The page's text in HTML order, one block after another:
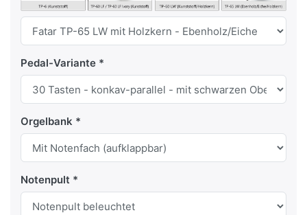
Pedal-Variante
Orgelbank
Notenpult